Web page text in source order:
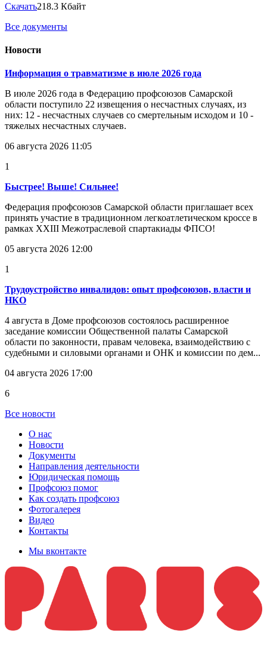
Скачать218.3 Кбайт
Все документы
Новости
Информация о травматизме в июле 2026 года
В июле 2026 года в Федерацию профсоюзов Самарской
области поступило 22 извещения о несчастных случаях, из
них: 12 - несчастных случаев со смертельным исходом и 10 -
тяжелых несчастных случаев.
06 августа 2026 11:05
1
Быстрее! Выше! Сильнее!
Федерация профсоюзов Самарской области приглашает всех
принять участие в традиционном легкоатлетическом кроссе в
рамках XXIII Межотраслевой спартакиады ФПСО!
05 августа 2026 12:00
1
Трудоустройство инвалидов: опыт профсоюзов, власти и
НКО
4 августа в Доме профсоюзов состоялось расширенное
заседание комиссии Общественной палаты Самарской
области по законности, правам человека, взаимодействию с
судебными и силовыми органами и ОНК и комиссии по дем...
04 августа 2026 17:00
6
Все новости
О нас
Новости
Документы
Направления деятельности
Юридическая помощь
Профсоюз помог
Как создать профсоюз
Фотогалерея
Видео
Контакты
Мы вконтакте